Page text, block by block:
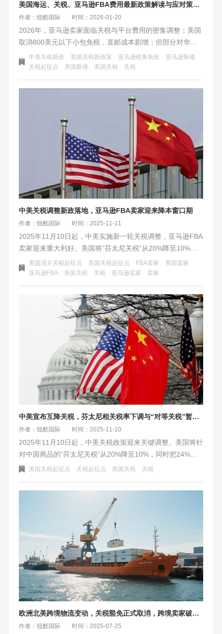
美国海运、关税、亚马逊FBA费用最新政策解读与应对策略（2026版）
作者：纽酷国际 时间：2026-01-20
2026年，亚马逊卖家面临关税与平台费用的密集调整：美国
取消800美元以下小包免税，直邮成本剧增；但部分对华商
品关税下降，海运迎利好窗口。同时，亚马逊FBA费用结构
性调整，大件商品配送费降低。核心应对策略是：放弃小包
工具精细核算利润，将物流成本中心转化为增长引擎。
中美关税新政 美国关税新政策 亚马逊税务新政
亚马逊新规
关税起征点
美国新规 美国关税 关税
中美关税调整新政落地，亚马逊FBA卖家迎来降本窗口期
作者：纽酷国际 时间：2025-11-11
2025年11月10日起，中美实施新一轮关税调整，亚马逊FBA
卖家迎来重大利好。美国将"芬太尼关税"从20%降至10%，
并延长高额"对等关税"暂停期。这一政策直接降低大货卖家
的海运成本，部分品类关税降幅达93%，为跨境卖家提供至
美国清关关税起征点 美国关税起征点 FBA卖家
美国卖家
​亚马逊FBA
美国关税 关税 亚马逊卖家 卖家
中美宣布互降关税，芬太尼相关税率下调与“对等关税”暂停期延长至2026年
作者：纽酷国际 时间：2025-11-10
2025年11月10日起，中美关税政策迎来关键调整。美国将针
对中国商品的“芬太尼关税”从20%降至10%，同时把24%
的“对等关税”暂停期延长一年。中国也同步停止及暂停了部
免，并暂停征收中国船舶港口费。此举为跨境物流提供了至
2026年11月的稳定窗口期，但后续政策仍取决于双方的执行
美国关税起征点 关税起征点 美国关税 关税
欧洲北美跨境物流变动，关税豁免正式取消，跨境卖家破局方案
作者：纽酷国际 时间：2025-07-25